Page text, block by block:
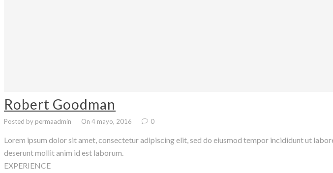
Robert Goodman
Posted by permaadmin On 4 mayo, 2016 0
Lorem ipsum dolor sit amet, consectetur adipiscing elit, sed do eiusmod tempor incididunt ut
deserunt mollit anim id est laborum.
EXPERIENCE